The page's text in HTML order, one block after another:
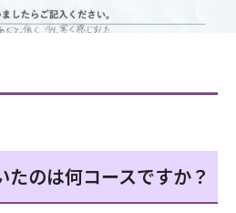
たのは何コースですか？